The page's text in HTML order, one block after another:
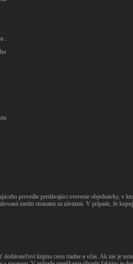
:
prevedie predávajúci overenie objednávky, v
medzi stranami za záväznú. V prípade, že
dodávateľovi kúpnu cenu riadne a včas. Ak nie je